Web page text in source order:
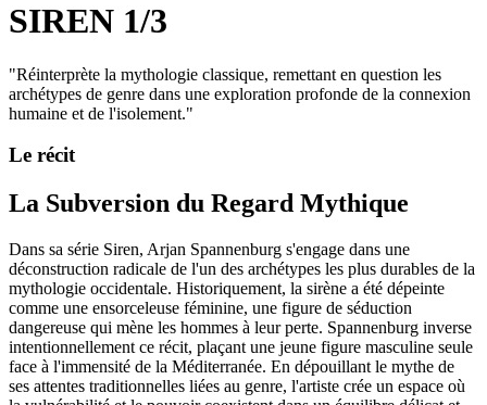
SIREN 1/3
"Réinterprète la mythologie classique, remettant en question les
archétypes de genre dans une exploration profonde de la connexion
humaine et de l'isolement."
Le récit
La Subversion du Regard Mythique
Dans sa série Siren, Arjan Spannenburg s'engage dans une
déconstruction radicale de l'un des archétypes les plus durables de la
mythologie occidentale. Historiquement, la sirène a été dépeinte
comme une ensorceleuse féminine, une figure de séduction
dangereuse qui mène les hommes à leur perte. Spannenburg inverse
intentionnellement ce récit, plaçant une jeune figure masculine seule
face à l'immensité de la Méditerranée. En dépouillant le mythe de
ses attentes traditionnelles liées au genre, l'artiste crée un espace où